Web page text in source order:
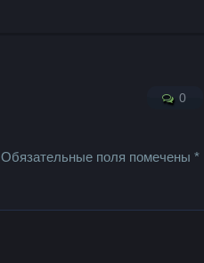
0
Обязательные поля помечены*